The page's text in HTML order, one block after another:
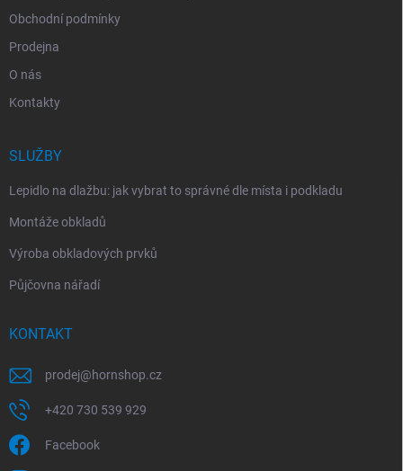
Obchodní podmínky
Prodejna
O nás
Kontakty
SLUŽBY
Lepidlo na dlažbu: jak vybrat to správné dle místa i podkladu
Montáže obkladů
Výroba obkladových prvků
Půjčovna nářadí
KONTAKT
prodej@hornshop.cz
+420 730 539 929
Facebook